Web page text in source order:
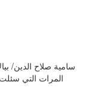
سامية صلاح الدين/
المرات التي